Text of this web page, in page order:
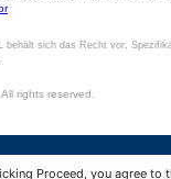
behält sich das Recht vor,
rights reserved.
Proceed, you agree to